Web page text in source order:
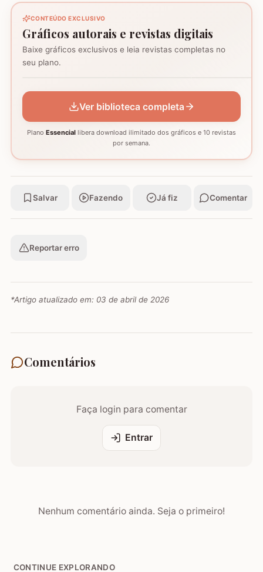
CONTEÚDO EXCLUSIVO
Gráficos autorais e revistas digitais
Baixe gráficos exclusivos e leia revistas completas no
seu plano.
Coração - Tapete
montagem
Ver biblioteca completa
Plano Essencial libera download ilimitado dos gráficos e 10 revistas
por semana.
Salvar Fazendo Já fiz Comentar
Reportar erro
*Artigo atualizado em: 03 de abril de 2026
Comentários
Faça login para comentar
Entrar
Nenhum comentário ainda. Seja o primeiro!
CONTINUE EXPLORANDO